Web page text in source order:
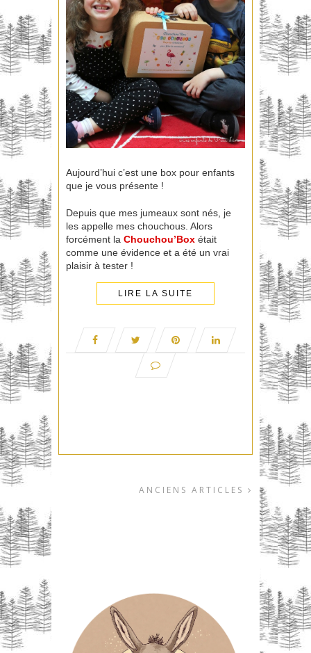
Aujourd’hui c’est une box pour enfants
que je vous présente !
Depuis que mes jumeaux sont nés, je
les appelle mes chouchous. Alors
forcément la Chouchou’Box était
comme une évidence et a été un vrai
plaisir à tester !
LIRE LA SUITE
ANCIENS ARTICLES